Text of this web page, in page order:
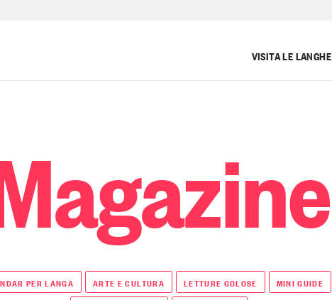
VISITA LE LANGHE
PER LANGA ARTE E CULTURA LETTURE GOLOSE MINI GUIDE